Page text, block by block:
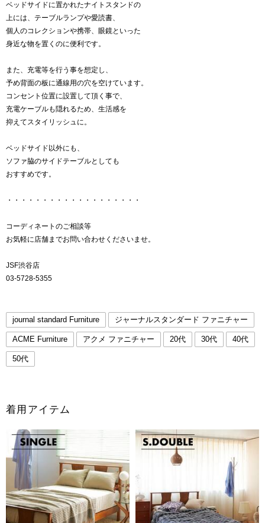
ベッドサイドに置かれたナイトスタンドの
上には、テーブルランプや愛読書、
個人のコレクションや携帯、眼鏡といった
身近な物を置くのに便利です。
また、充電等を行う事を想定し、
予め背面の板に通線用の穴を空けています。
コンセント位置に設置して頂く事で、
充電ケーブルも隠れるため、生活感を
抑えてスタイリッシュに。
ベッドサイド以外にも、
ソファ脇のサイドテーブルとしても
おすすめです。
・・・・・・・・・・・・・・・・・・・
コーディネートのご相談等
お気軽に店舗までお問い合わせくださいませ。
JSF渋谷店
03-5728-5355
journal standard Furniture ジャーナルスタンダード ファニチャー
ACME Furniture アクメ ファニチャー 20代 30代 40代
50代
着用アイテム